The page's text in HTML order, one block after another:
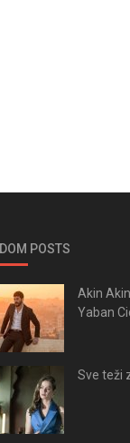
POSTS
Akin
Yaban
Sve teži